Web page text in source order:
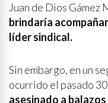
Juan de Dios
brindaría
líder sindical.
Sin embargo, en un
ocurrido el pasado
asesinado a